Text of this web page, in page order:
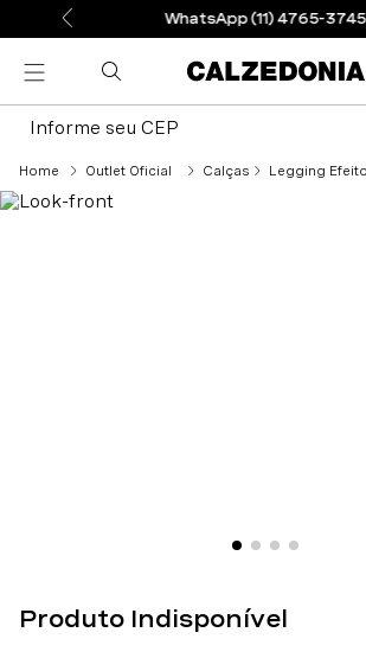
WhatsApp (11) 4765-3745
Informe seu CEP
Outlet Oficial Calças Legging